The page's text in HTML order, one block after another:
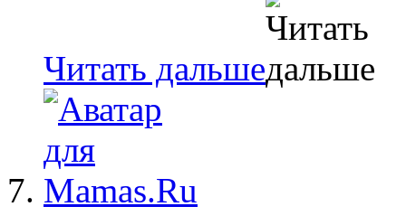
Читать дальше